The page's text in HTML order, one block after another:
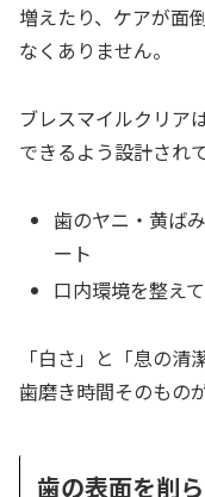
増えたり、ケアが面
なくありません。
ブレスマイルクリア
できるよう設計され
歯のヤニ・黄ば
ート
口内環境を整え
「白さ」と「息の
歯磨き時間そのもの
歯の表面を削